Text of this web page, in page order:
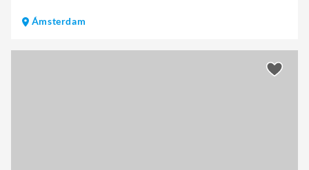
Ámsterdam